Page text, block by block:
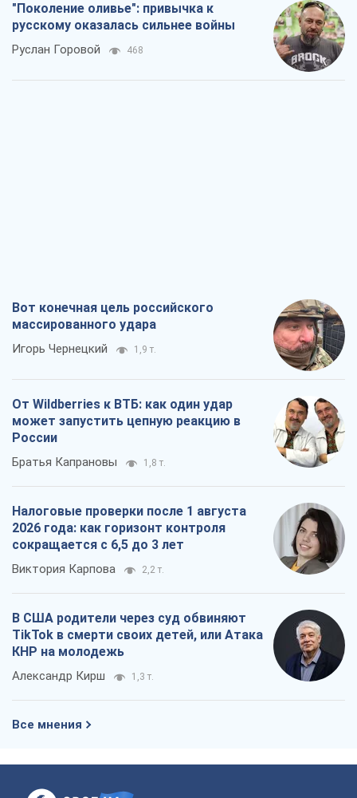
"Поколение оливье": привычка к
русскому оказалась сильнее войны
Руслан Горовой 468
Вот конечная цель российского
массированного удара
Игорь Чернецкий 1,9 т.
От Wildberries к ВТБ: как один удар
может запустить цепную реакцию в
России
Братья Капрановы 1,8 т.
Налоговые проверки после 1 августа
2026 года: как горизонт контроля
сокращается с 6,5 до 3 лет
Виктория Карпова 2,2 т.
В США родители через суд обвиняют
TikTok в смерти своих детей, или Атака
КНР на молодежь
Александр Кирш 1,3 т.
Все мнения